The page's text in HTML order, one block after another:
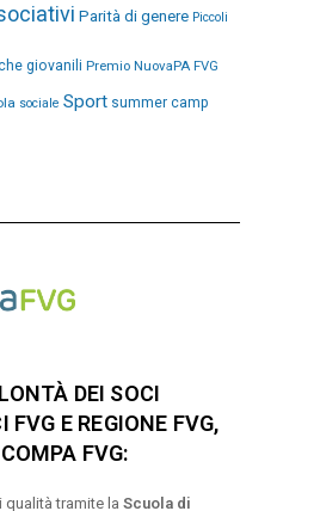
Parità di genere Piccoli
giovanili Premio NuovaPA FVG
sociale Sport summer camp
DEI SOCI
FVG E REGIONE FVG,
FVG:
tramite la Scuola di